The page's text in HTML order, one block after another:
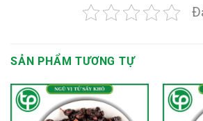
SẢN PHẨM TƯƠNG TỰ